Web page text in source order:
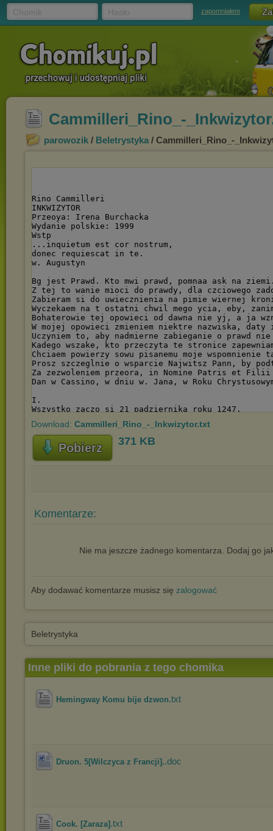
zapomniałem
Cammilleri_Rino_-
parowozik / Beletrystyka / Cammilleri_Rino_-
Download: Cammilleri_Rino_-_Inkwizytor.txt
Pobierz 371 KB
Komentarze:
Nie ma jeszcze żadnego komentarza. Dodaj go
Aby dodawać komentarze musisz się zalogować
Beletrystyka
Inne pliki do pobrania z tego chomika
Hemingway Komu bije dzwon.txt
Druon. 5[Wilczyca z Francji]..doc
Cook. [Zaraza] .txt